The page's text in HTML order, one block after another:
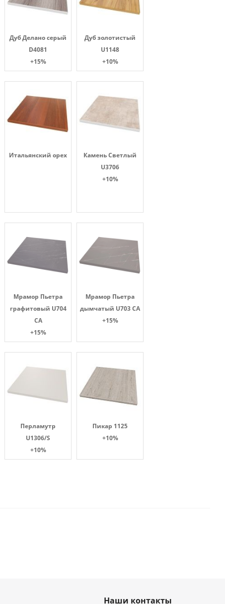
Дуб Делано серый
D4081
+15%
Дуб золотистый
U1148
+10%
Итальянский орех
Камень Светлый
U3706
+10%
Мрамор Пьетра
графитовый U704
CA
+15%
Мрамор Пьетра
дымчатый U703 CA
+15%
Перламутр
U1306/S
+10%
Пикар 1125
+10%
Наши контакты